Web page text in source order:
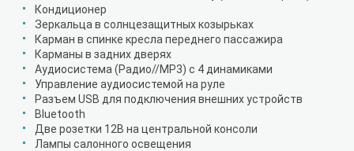
Кондиционер
Зеркальца в солнцезащитных козырьках
Карман в спинке кресла переднего пассажира
Карманы в задних дверях
Аудиосистема (Радио//MP3) с 4 динамиками
Управление аудиосистемой на руле
Разъем USB для подключения внешних устройств
Bluetooth
Две розетки 12В на центральной консоли
Лампы салонного освещения